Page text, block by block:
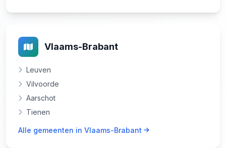
Vlaams-Brabant
Leuven
Vilvoorde
Aarschot
Tienen
Alle gemeenten in Vlaams-Brabant